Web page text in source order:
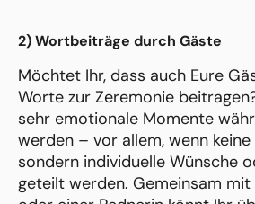
2) Wortbeiträge durch Gäste
Möchtet Ihr, dass auch Eure
Worte zur Zeremonie
sehr emotionale Momente
werden – vor allem, wenn
sondern individuelle Wünsche
geteilt werden. Gemeinsam mit